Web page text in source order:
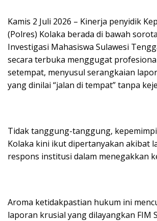
Kamis 2 Juli 2026 – Kinerja penyidik
(Polres) Kolaka berada di bawah
Investigasi Mahasiswa Sulawesi
secara terbuka menggugat
setempat, menyusul serangkaian
yang dinilai “jalan di tempat” tanpa
Tidak tanggung-tanggung,
Kolaka kini ikut dipertanyakan akibat
respons institusi dalam menegakkan
Aroma ketidakpastian hukum ini
laporan krusial yang dilayangkan FIM